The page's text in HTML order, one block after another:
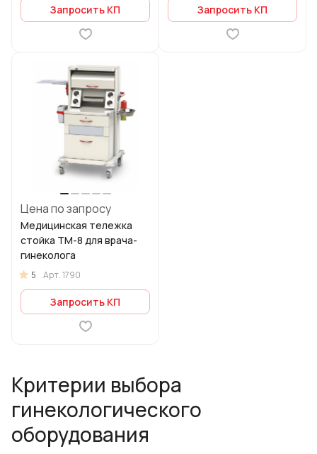
Запросить КП Запросить КП
Цена по запросу
Медицинская тележка
стойка ТМ-8 для врача-
гинеколога
5 Арт.1790
Запросить КП
Критерии выбора
гинекологического
оборудования